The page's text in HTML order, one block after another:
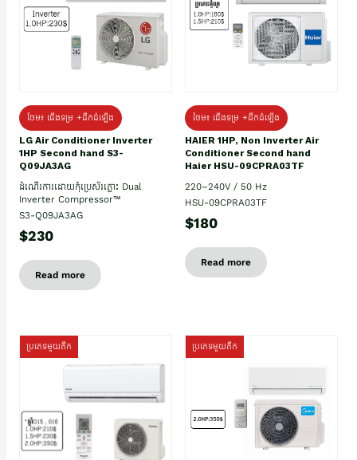
ថែម៖ ជើងទម្រ +ដឹកដំឡើង
LG Air Conditioner Inverter
1HP Second hand S3-
Q09JA3AG
ដំណើរការដោយកុំប្រេស័រភ្លោះ Dual
Inverter Compressor™
S3-Q09JA3AG
$230
Read more
ថែម៖ ជើងទម្រ +ដឹកដំឡើង
HAIER 1HP, Non Inverter Air
Conditioner Second hand
Haier HSU-09CPRA03TF
220–240V / 50 Hz
HSU-09CPRA03TF
$180
Read more
ប្រភេទមួយតឹក ប្រភេទមួយតឹក